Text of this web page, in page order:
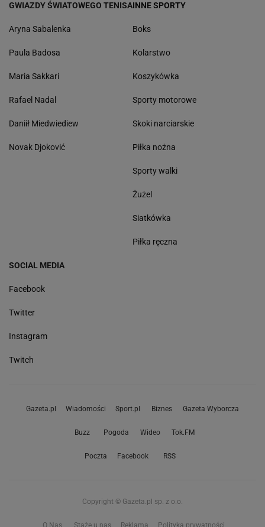
GWIAZDY ŚWIATOWEGO TENISA
Aryna Sabalenka
Paula Badosa
Maria Sakkari
Rafael Nadal
Daniił Miedwiediew
Novak Djoković
INNE SPORTY
Boks
Kolarstwo
Koszykówka
Sporty motorowe
Skoki narciarskie
Piłka nożna
Sporty walki
Żużel
Siatkówka
Piłka ręczna
SOCIAL MEDIA
Facebook
Twitter
Instagram
Twitch
Gazeta.pl Wiadomości Sport.pl Biznes Gazeta Wyborcza
Buzz Pogoda Wideo Tok.FM
Poczta Facebook RSS
Copyright © Gazeta.pl sp. z o.o.